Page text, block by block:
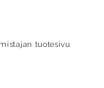
tuotesivu